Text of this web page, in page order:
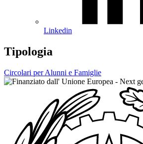
Linkedin
Tipologia
Circolari per Alunni e Famiglie